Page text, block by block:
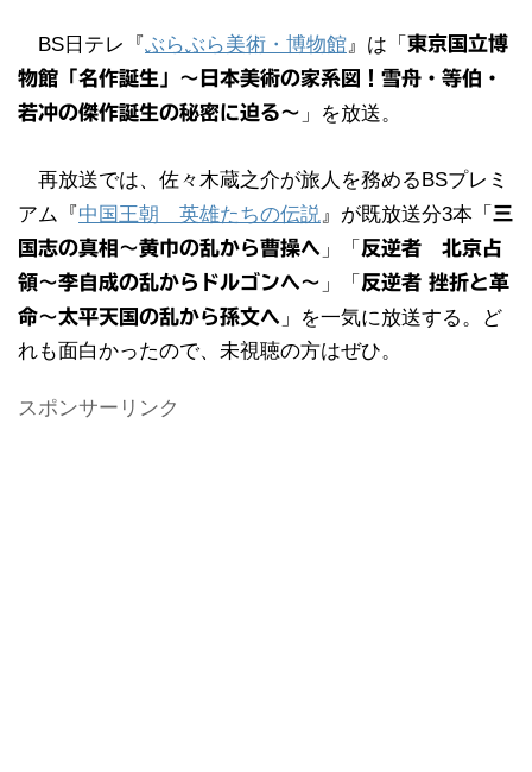
BS日テレ『ぶらぶら美術・博物館』は「 東京国立博
物館「名作誕生」～日本美術の家系図！雪舟・等伯・
若冲の傑作誕生の秘密に迫る～ 」を放送。
再放送では、佐々木蔵之介が旅人を務めるBSプレミ
アム『中国王朝 英雄たちの伝説』が既放送分3本「 三
国志の真相～黄巾の乱から曹操へ 」「 反逆者 北京占
領～李自成の乱からドルゴンへ～ 」「 反逆者 挫折と革
命～太平天国の乱から孫文へ 」を一気に放送する。ど
れも面白かったので、未視聴の方はぜひ。
スポンサーリンク